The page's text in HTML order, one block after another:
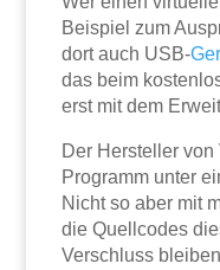
Beispiel zum
dort auch USB-
das beim
erst mit dem
Der Hersteller
Programm unter
Nicht so aber mit
die Quellcodes
Verschluss